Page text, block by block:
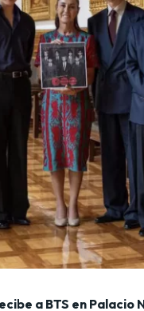
a BTS en Palacio